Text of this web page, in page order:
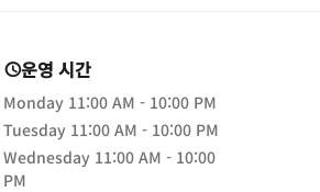
운영 시간
Monday 11:00 AM - 10:00 PM
Tuesday 11:00 AM - 10:00 PM
Wednesday 11:00 AM - 10:00
PM